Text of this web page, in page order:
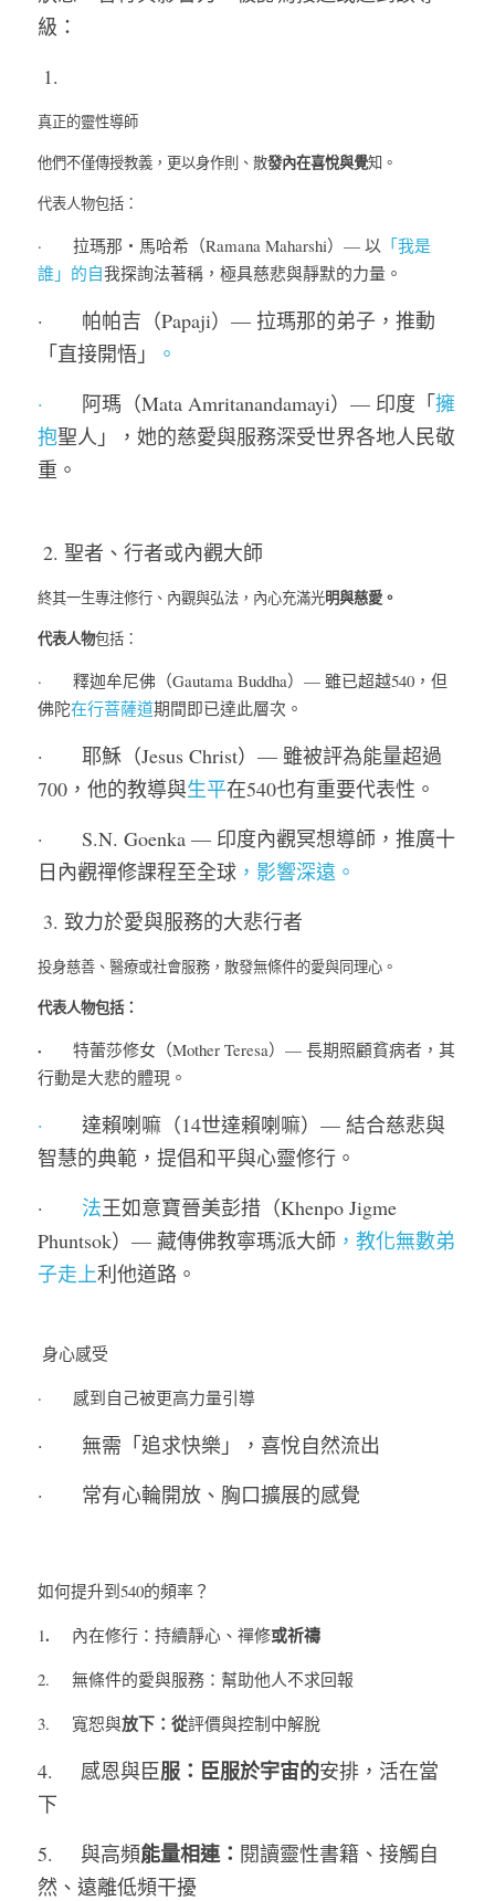
級：
1.
真正的靈性導師
他們不僅傳授教義，更以身作則、散發內在喜悅與覺知。
代表人物包括：
·       拉瑪那・馬哈希（Ramana Maharshi）— 以 「我是
誰」的自我探詢法著稱，極具慈悲與靜默的力量。
·       帕帕吉（Papaji）— 拉瑪那的弟子，推動
「直接開悟」
。
·
       阿瑪（Mata Amritanandamayi）— 印度「
擁
抱聖人」，她的慈愛與服務深受世界各地人民敬
重。
2. 聖者、行者或內觀大師
終其一生專注修行、內觀與弘法，內心充滿光明與慈愛。
代表人物包括：
·       釋迦牟尼佛（Gautama Buddha）— 雖已超越540，但
佛陀在行菩薩道期間即已達此層次。
·       耶穌（Jesus Christ）— 雖被評為能量超過
700，他的教導與生平在540也有重要代表性。
·       S.N. Goenka — 印度內觀冥想導師，推廣十
日內觀禪修課程至全球 ，影響深遠。
3. 致力於愛與服務的大悲行者
投身慈善、醫療或社會服務，散發無條件的愛與同理心。
代表人物包括：
·
     特蕾莎修女（Mother Teresa）— 長期照顧貧病者，其
行動是大悲的體現。
·
   達賴喇嘛（14世達賴喇嘛）— 結合慈悲與
智慧的典範，提倡和平與心靈修行。
·
   法
王如意寶晉美彭措（Khenpo Jigme
Phuntsok）— 藏傳佛教寧瑪派大師 ，教化無數弟
子走上利他道路。
身心感受
·       感到自己被更高力量引導
·       無需「追求快樂」，喜悅自然流出
·       常有心輪開放、胸口擴展的感覺
如何提升到540的頻率？
1. 內在修行：持續靜心、禪修或祈禱
2.     無條件的愛與服務：幫助他人不求回報
3.     寬恕與放下：從評價與控制中解脫
4.     感恩與臣服：臣服於宇宙的安排，活在當
下
5.     與高頻能量相連： 閱讀靈性書籍、接觸自
然、遠離低頻干擾